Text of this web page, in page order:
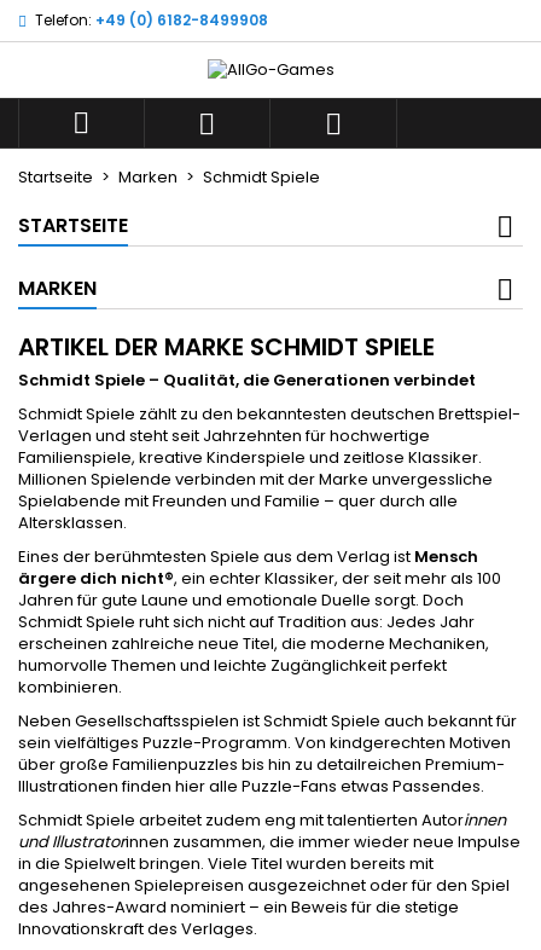
Telefon: +49 (0) 6182-8499908
  
Startseite Marken Schmidt Spiele
STARTSEITE
MARKEN
ARTIKEL DER MARKE SCHMIDT SPIELE
Schmidt Spiele – Qualität, die Generationen verbindet
Schmidt Spiele zählt zu den bekanntesten deutschen Brettspiel-
Verlagen und steht seit Jahrzehnten für hochwertige
Familienspiele, kreative Kinderspiele und zeitlose Klassiker.
Millionen Spielende verbinden mit der Marke unvergessliche
Spielabende mit Freunden und Familie – quer durch alle
Altersklassen.
Eines der berühmtesten Spiele aus dem Verlag ist Mensch
ärgere dich nicht®, ein echter Klassiker, der seit mehr als 100
Jahren für gute Laune und emotionale Duelle sorgt. Doch
Schmidt Spiele ruht sich nicht auf Tradition aus: Jedes Jahr
erscheinen zahlreiche neue Titel, die moderne Mechaniken,
humorvolle Themen und leichte Zugänglichkeit perfekt
kombinieren.
Neben Gesellschaftsspielen ist Schmidt Spiele auch bekannt für
sein vielfältiges Puzzle-Programm. Von kindgerechten Motiven
über große Familienpuzzles bis hin zu detailreichen Premium-
Illustrationen finden hier alle Puzzle-Fans etwas Passendes.
Schmidt Spiele arbeitet zudem eng mit talentierten Autorinnen
und Illustratorinnen zusammen, die immer wieder neue Impulse
in die Spielwelt bringen. Viele Titel wurden bereits mit
angesehenen Spielepreisen ausgezeichnet oder für den Spiel
des Jahres-Award nominiert – ein Beweis für die stetige
Innovationskraft des Verlages.
Wunschliste ×
add_circle_outline
Neue Liste anlegen
((modalTitle)) ×
((confirmMessage))
((cancelText)) ((modalDeleteText))
((title)) ×
((label))
Anmelden ×
Sie müssen angemeldet sein, um Artikel Ihrer
Wunschliste hinzufügen zu können.